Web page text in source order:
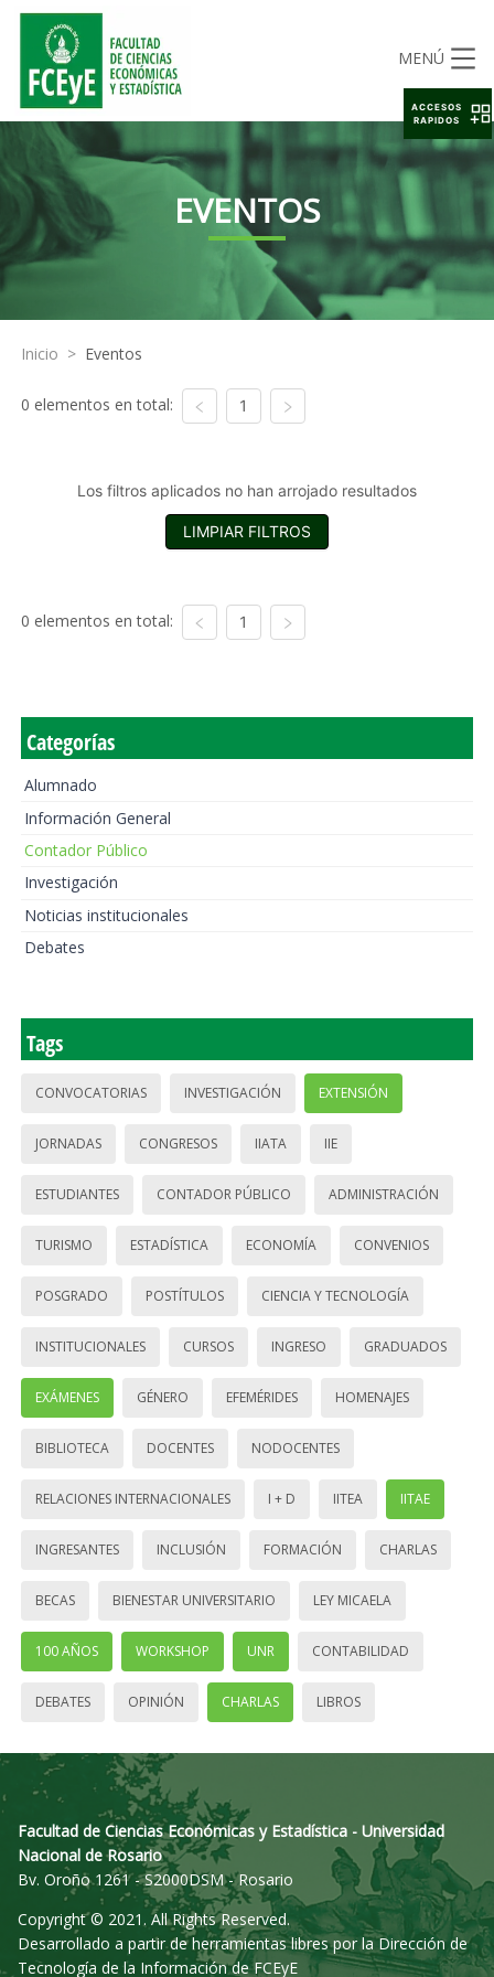
MENÚ
EVENTOS
Inicio > Eventos
0 elementos en total: 1
Los filtros aplicados no han arrojado resultados
LIMPIAR FILTROS
0 elementos en total: 1
Categorías
Alumnado
Información General
Contador Público
Investigación
Noticias institucionales
Debates
Tags
CONVOCATORIAS INVESTIGACIÓN EXTENSIÓN
JORNADAS CONGRESOS IIATA IIE
ESTUDIANTES CONTADOR PÚBLICO ADMINISTRACIÓN
TURISMO ESTADÍSTICA ECONOMÍA CONVENIOS
POSGRADO POSTÍTULOS CIENCIA Y TECNOLOGÍA
INSTITUCIONALES CURSOS INGRESO GRADUADOS
EXÁMENES GÉNERO EFEMÉRIDES HOMENAJES
BIBLIOTECA DOCENTES NODOCENTES
RELACIONES INTERNACIONALES I + D IITEA IITAE
INGRESANTES INCLUSIÓN FORMACIÓN CHARLAS
BECAS BIENESTAR UNIVERSITARIO LEY MICAELA
100 AÑOS WORKSHOP UNR CONTABILIDAD
DEBATES OPINIÓN CHARLAS LIBROS
Facultad de Ciencias Económicas y Estadística - Universidad
Nacional de Rosario
Bv. Oroño 1261 - S2000DSM - Rosario
Copyright © 2021. All Rights Reserved.
Desarrollado a partir de herramientas libres por la Dirección de
Tecnología de la Información de FCEyE
ACCESOS
RAPIDOS